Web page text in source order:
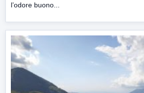
l’odore buono...